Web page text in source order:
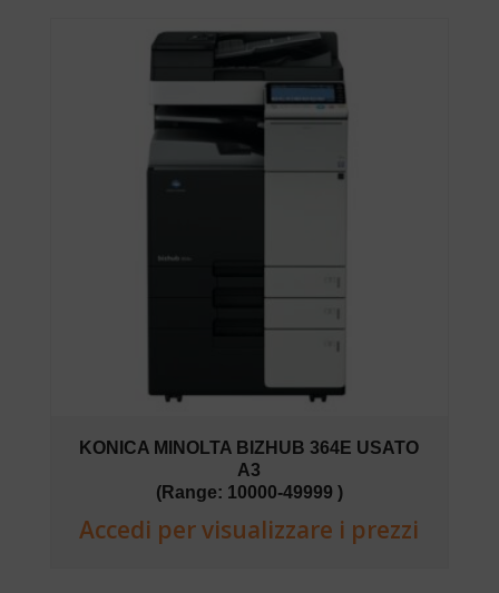
KONICA MINOLTA BIZHUB 364E USATO
A3
(Range: 10000-49999 )
Accedi per visualizzare i prezzi